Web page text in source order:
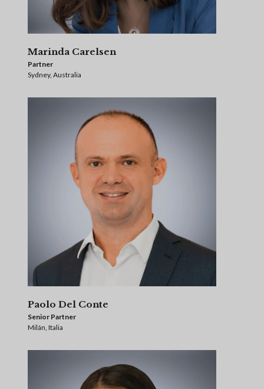
Marinda Carelsen
Partner
Sydney, Australia
Paolo Del Conte
Senior Partner
Milán, Italia